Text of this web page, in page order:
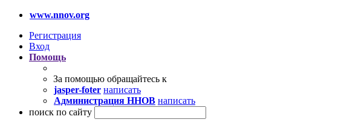
www.nnov.org
Регистрация
Вход
Помощь
За помощью обращайтесь к
jasper-foter написать
Администрация ННОВ написать
поиск по сайту